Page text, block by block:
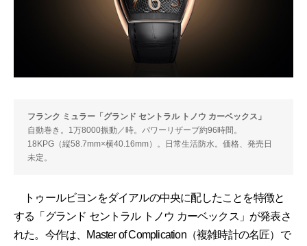
フランク ミュラー「グランド セントラル トノウ カーベックス」
自動巻き。1万8000振動／時。パワーリザーブ約96時間。
18KPG（縦58.7mm×横40.16mm）。日常生活防水。価格、発売日
未定。
トゥールビヨンをダイアルの中央に配したことを特徴と
する「グランド セントラル トノウ カーベックス」が発表さ
れた。今作は、Master of Complication（複雑時計の名匠）で